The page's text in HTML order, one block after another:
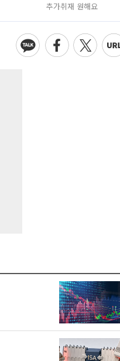
추가취재 원해요